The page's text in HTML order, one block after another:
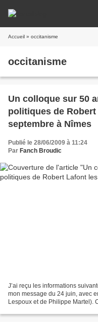
Accueil » occitanisme
occitanisme
Un colloque sur 50
politiques de
septembre à Nîmes
Publié le 28/06/2009 à 11:24
Par Fanch Broudic
J’ai reçu les informations
mon message du 24 juin, avec
Lespoux et de Philippe Martel).